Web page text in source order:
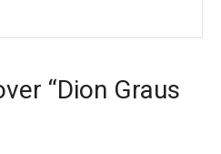
“Dion Graus